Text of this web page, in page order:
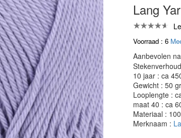
Lang
Voorraad : 6
Aanbevolen
10 jaar : ca
Gewicht : 50
Looplengte :
maat 40 : ca
Materiaal :
Merknaam :